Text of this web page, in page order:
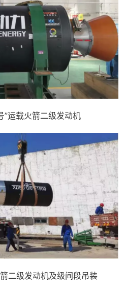
”运载火箭二级发动机
二级发动机及级间段吊装